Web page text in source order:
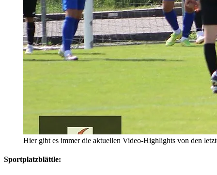
Hier gibt es immer die aktuellen Video-Highlights von den
Sportplatzblättle: